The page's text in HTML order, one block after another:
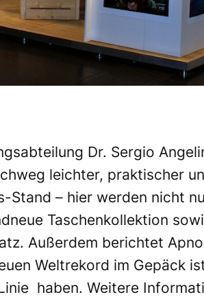
Dr. Sergio
leichter, praktischer
– hier werden nicht
Taschenkollektion
Außerdem berichtet
Weltrekord im Gepäck
haben. Weitere